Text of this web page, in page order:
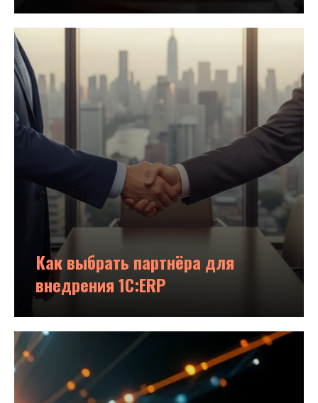
Как выбрать партнёра для
внедрения 1С:ERP